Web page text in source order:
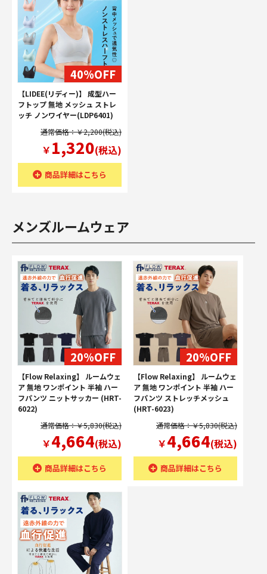
40%OFF
【LIDEE(リディー)】 成型ハー
フトップ 無地 メッシュ ストレ
ッチ ノンワイヤー(LDP6401)
通常価格：￥2,200(税込)
￥ 1,320(税込)
商品詳細はこちら
メンズルームウェア
20%OFF
【Flow Relaxing】 ルームウェ
ア 無地 ワンポイント 半袖 ハー
フパンツ ニットサッカー (HRT-
6022)
通常価格：￥5,830(税込)
￥4,664(税込)
商品詳細はこちら
20%OFF
【Flow Relaxing】 ルームウェ
ア 無地 ワンポイント 半袖 ハー
フパンツ ストレッチメッシュ
(HRT-6023)
通常価格：￥5,830(税込)
￥4,664(税込)
商品詳細はこちら